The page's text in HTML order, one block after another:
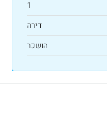
1
דירה
הושכר